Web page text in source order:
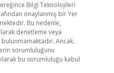
Bilgi Teknolojileri
onaylanmış bir Yer
Bu nedenle,
denetleme veya
Ancak,
sorumluluğunu
bu sorumluluğu kabul